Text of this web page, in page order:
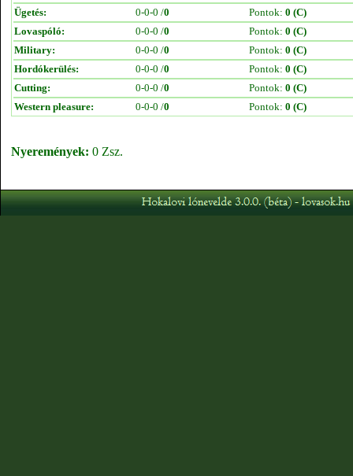
Ügetés:
0-0-0 /0 Pontok: 0 (C)
Lovaspóló:
0-0-0 /0 Pontok: 0 (C)
Military:
0-0-0 /0 Pontok: 0 (C)
Hordókerülés:
0-0-0 /0 Pontok: 0 (C)
Cutting:
0-0-0 /0 Pontok: 0 (C)
Western pleasure:
0-0-0 /0 Pontok: 0 (C)
Nyeremények: 0 Zsz.